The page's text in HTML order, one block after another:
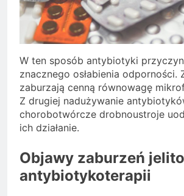
W ten sposób antybiotyki
znacznego osłabienia odporności.
zaburzają cenną równowagę
Z drugiej nadużywanie
chorobotwórcze drobnoustroje
ich działanie.
Objawy zaburzeń
antybiotykoterapii